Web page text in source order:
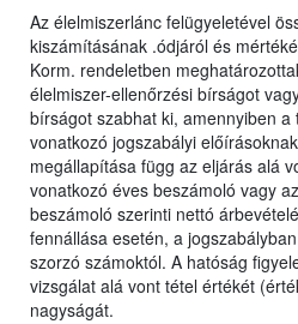
Az élelmiszerlánc felügyeletével
kiszámításának .ódjáról és
Korm. rendeletben
élelmiszer-ellenőrzési bírságot
bírságot szabhat ki, amennyiben
vonatkozó jogszabályi
megállapítása függ az eljárás alá
vonatkozó éves beszámoló vagy
beszámoló szerinti nettó
fennállása esetén, a
szorzó számoktól. A hatóság
vizsgálat alá vont tétel értékét
nagyságát.